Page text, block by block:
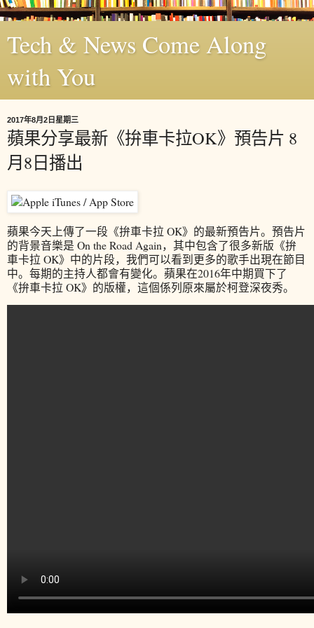
Tech & News Come Along
with You
2017年8月2日星期三
蘋果分享最新《拚車卡拉OK》預告片 8
月8日播出
蘋果今天上傳了一段《拚車卡拉 OK》的最新預告片。預告片
的背景音樂是 On the Road Again，其中包含了很多新版《拚
車卡拉 OK》中的片段，我們可以看到更多的歌手出現在節目
中。每期的主持人都會有變化。蘋果在2016年中期買下了
《拚車卡拉 OK》的版權，這個係列原來屬於柯登深夜秀。